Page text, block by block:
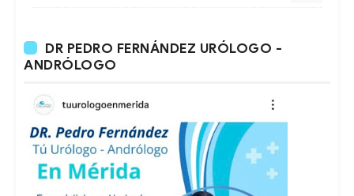
DR PEDRO FERNÁNDEZ URÓLOGO -
ANDRÓLOGO